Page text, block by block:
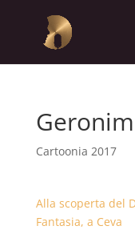
Cartoonia 2017
Alla scoperta del
Fantasia, a Ceva